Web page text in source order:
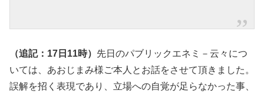
（追記：17日11時） 先日のパブリックエネミ－云々につ
いては、あおじまみ様ご本人とお話をさせて頂きました。
誤解を招く表現であり、立場への自覚が足らなかった事、